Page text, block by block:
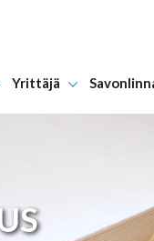
sisältöön
Yrittäjä